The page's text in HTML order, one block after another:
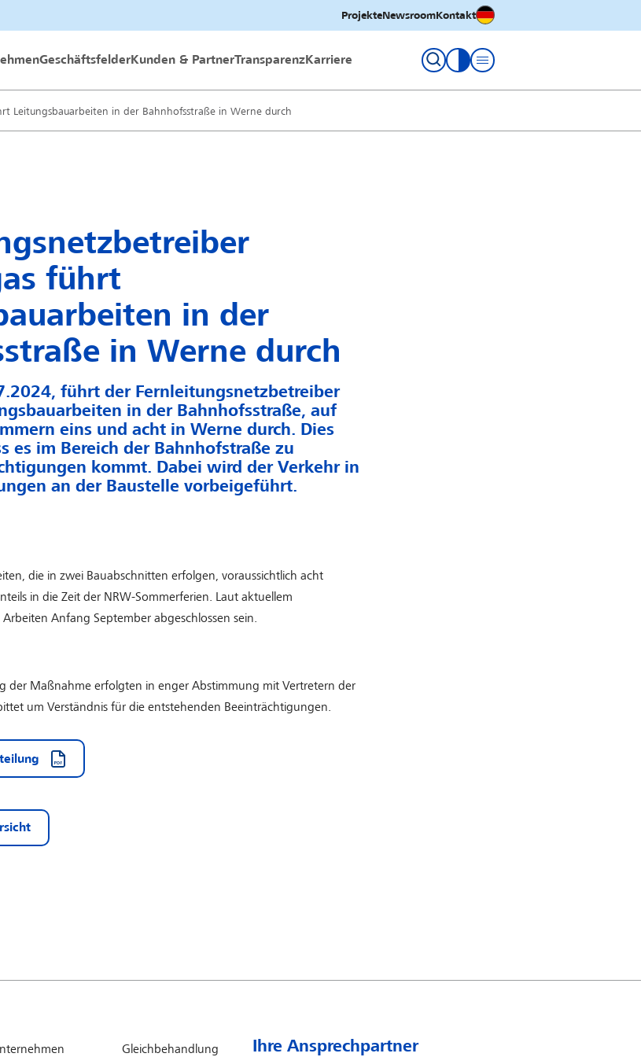
ProjekteNewsroomKontaktDeutsch
Geschäftsfelder Kunden & PartnerTransparenz Karriere
Kontrastmodus umschalten
Leitungsbauarbeiten in der Bahnhofsstraße in Werne durch
führt
in der
in Werne durch
führt der Fernleitungsnetzbetreiber
in der Bahnhofsstraße, auf
eins und acht in Werne durch. Dies
es im Bereich der Bahnhofstraße zu
kommt. Dabei wird der Verkehr in
an der Baustelle vorbeigeführt.
die in zwei Bauabschnitten erfolgen, voraussichtlich acht
in die Zeit der NRW-Sommerferien. Laut aktuellem
Anfang September abgeschlossen sein.
der Maßnahme erfolgten in enger Abstimmung mit Vertretern der
um Verständnis für die entstehenden Beeinträchtigungen.
Gleichbehandlung Ihre Ansprechpartner